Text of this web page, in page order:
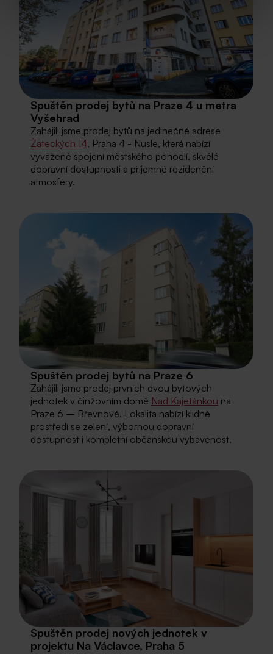
Spuštěn prodej bytů na Praze 4 u metra
Vyšehrad
Zahájili jsme prodej bytů na jedinečné adrese
Žateckých 14, Praha 4 - Nusle, která nabízí
vyvážené spojení městského pohodlí, skvělé
dopravní dostupnosti a příjemné rezidenční
atmosféry.
Spuštěn prodej bytů na Praze 6
Zahájili jsme prodej prvních dvou bytových
jednotek v činžovním domě Nad Kajetánkou na
Praze 6 – Břevnově. Lokalita nabízí klidné
prostředí se zelení, výbornou dopravní
dostupnost i kompletní občanskou vybavenost.
Spuštěn prodej nových jednotek v
projektu Na Václavce, Praha 5